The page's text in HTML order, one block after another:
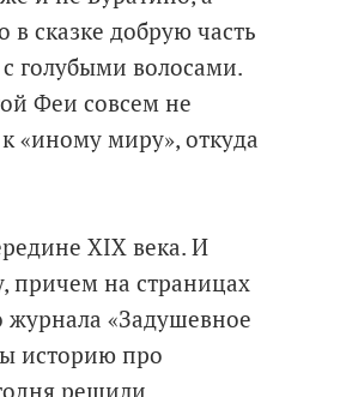
сказке добрую часть
голубыми волосами.
Феи совсем не
«иному миру», откуда
XIX века. И
причем на страницах
журнала «Задушевное
историю про
решили